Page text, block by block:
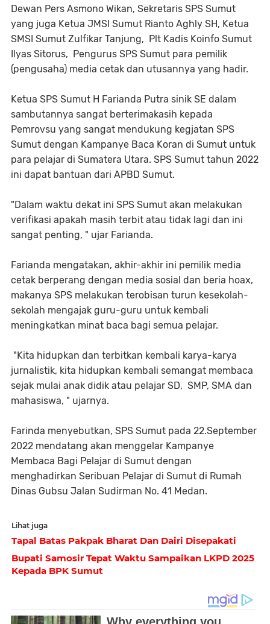
Dewan Pers Asmono Wikan, Sekretaris SPS Sumut
yang juga Ketua JMSI Sumut Rianto Aghly SH, Ketua
SMSI Sumut Zulfikar Tanjung, Plt Kadis Koinfo Sumut
Ilyas Sitorus, Pengurus SPS Sumut para pemilik
(pengusaha) media cetak dan utusannya yang hadir.
Ketua SPS Sumut H Farianda Putra sinik SE dalam
sambutannya sangat berterimakasih kepada
Pemrovsu yang sangat mendukung kegjatan SPS
Sumut dengan Kampanye Baca Koran di Sumut untuk
para pelajar di Sumatera Utara. SPS Sumut tahun 2022
ini dapat bantuan dari APBD Sumut.
"Dalam waktu dekat ini SPS Sumut akan melakukan
verifikasi apakah masih terbit atau tidak lagi dan ini
sangat penting, " ujar Farianda.
Farianda mengatakan, akhir-akhir ini pemilik media
cetak berperang dengan media sosial dan beria hoax,
makanya SPS melakukan terobisan turun kesekolah-
sekolah mengajak guru-guru untuk kembali
meningkatkan minat baca bagi semua pelajar.
"Kita hidupkan dan terbitkan kembali karya-karya
jurnalistik, kita hidupkan kembali semangat membaca
sejak mulai anak didik atau pelajar SD, SMP, SMA dan
mahasiswa, " ujarnya.
Farinda menyebutkan, SPS Sumut pada 22.September
2022 mendatang akan menggelar Kampanye
Membaca Bagi Pelajar di Sumut dengan
menghadirkan Seribuan Pelajar di Sumut di Rumah
Dinas Gubsu Jalan Sudirman No. 41 Medan.
Lihat juga
Tapal Batas Pakpak Bharat Dan Dairi Disepakati
Bupati Samosir Tepat Waktu Sampaikan LKPD 2025
Kepada BPK Sumut